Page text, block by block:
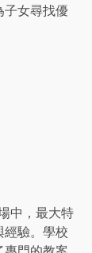
子女尋找優
中，最大特
經驗。學校